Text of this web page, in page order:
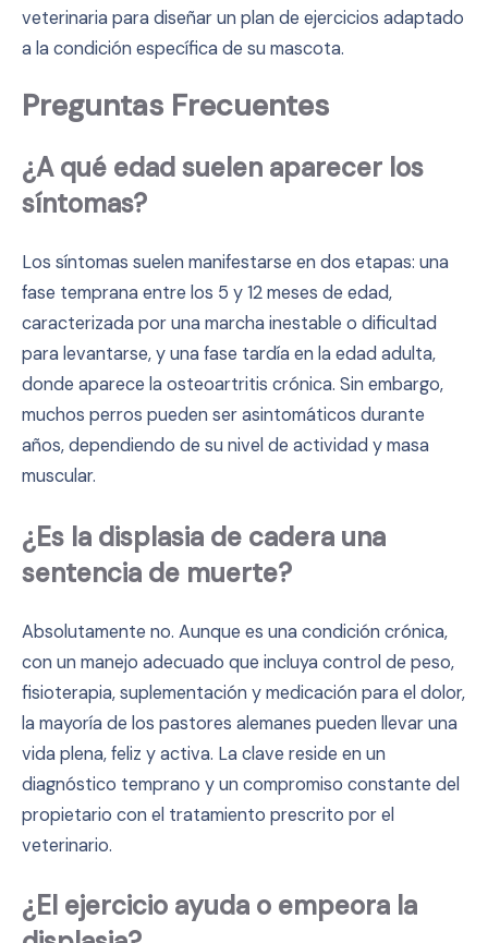
veterinaria para diseñar un plan de ejercicios adaptado
a la condición específica de su mascota.
Preguntas Frecuentes
¿A qué edad suelen aparecer los
síntomas?
Los síntomas suelen manifestarse en dos etapas: una
fase temprana entre los 5 y 12 meses de edad,
caracterizada por una marcha inestable o dificultad
para levantarse, y una fase tardía en la edad adulta,
donde aparece la osteoartritis crónica. Sin embargo,
muchos perros pueden ser asintomáticos durante
años, dependiendo de su nivel de actividad y masa
muscular.
¿Es la displasia de cadera una
sentencia de muerte?
Absolutamente no. Aunque es una condición crónica,
con un manejo adecuado que incluya control de peso,
fisioterapia, suplementación y medicación para el dolor,
la mayoría de los pastores alemanes pueden llevar una
vida plena, feliz y activa. La clave reside en un
diagnóstico temprano y un compromiso constante del
propietario con el tratamiento prescrito por el
veterinario.
¿El ejercicio ayuda o empeora la